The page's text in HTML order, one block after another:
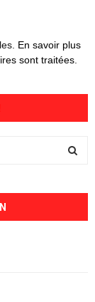
En savoir plus
sont traitées